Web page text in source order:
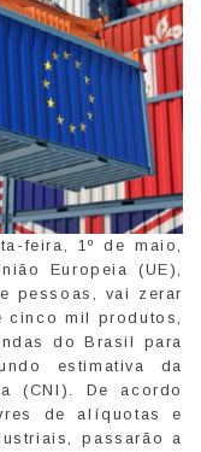
feira, 1º de maio,
Europeia (UE),
pessoas, vai zerar
cinco mil produtos,
do Brasil para
estimativa da
(CNI). De acordo
de alíquotas e
passarão a